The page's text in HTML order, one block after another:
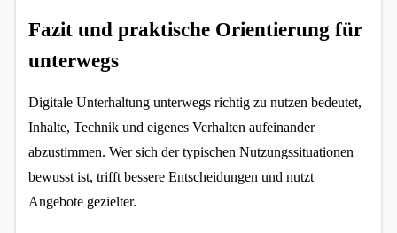
Fazit und praktische Orientierung für
unterwegs
Digitale Unterhaltung unterwegs richtig zu nutzen bedeutet,
Inhalte, Technik und eigenes Verhalten aufeinander
abzustimmen. Wer sich der typischen Nutzungssituationen
bewusst ist, trifft bessere Entscheidungen und nutzt
Angebote gezielter.